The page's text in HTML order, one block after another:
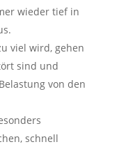
wieder tief in
viel wird, gehen
sind und
von den
schnell